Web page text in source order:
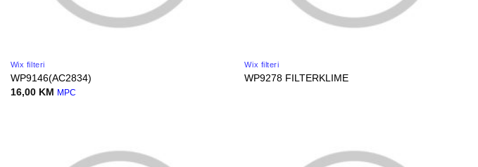
Wix filteri
WP9146(AC2834)
16,00 KM MPC
Wix filteri
WP9278 FILTERKLIME